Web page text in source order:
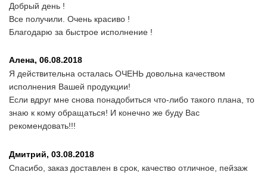
Добрый день !
Все получили. Очень красиво !
Благодарю за быстрое исполнение !
Алена, 06.08.2018
Я действительна осталась ОЧЕНЬ довольна качеством
исполнения Вашей продукции!
Если вдруг мне снова понадобиться что-либо такого плана, то
знаю к кому обращаться! И конечно же буду Вас
рекомендовать!!!
Дмитрий, 03.08.2018
Спасибо, заказ доставлен в срок, качество отличное, пейзаж